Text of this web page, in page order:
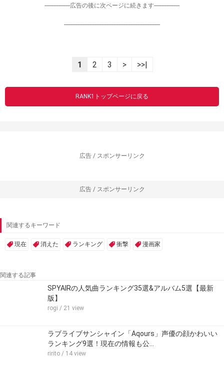
-----------------広告の後に次ページに続きます-----------------
----------------------------------------------------------------
1 2 3 > >>|
RANK1トップページに戻る
広告 / スポンサーリンク
広告 / スポンサーリンク
関連するキーワード
現在 消えた ランキング 衝撃 漫画家
関連する記事
SPYAIRの人気曲ランキング35選&アルバム5選【最新
版】
rogi / 21 view
ラブライブサンシャイン「Aqours」声優の顔かわいい
ランキング9選！現在の情報も公…
ririto / 14 view